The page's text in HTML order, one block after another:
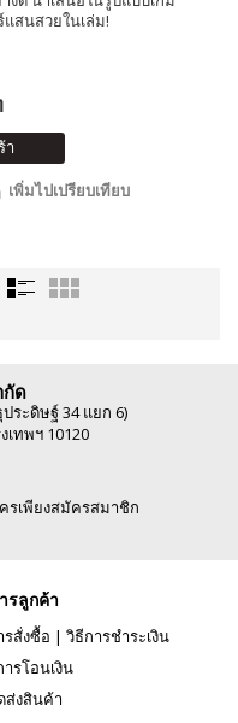
สนสวยในเล่ม!
า
เพิ่มไปเปรียบเทียบ
กัด
ระดิษฐ์ 34 แยก 6)
เทพฯ 10120
รเพียงสมัครสมาชิก
รลูกค้า
รสั่งซื้อ | วิธีการชำระเงิน
ารโอนเงิน
ส่งสินค้า